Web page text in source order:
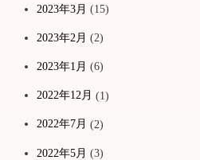
2023年3月 (15)
2023年2月 (2)
2023年1月 (6)
2022年12月 (1)
2022年7月 (2)
2022年5月 (3)